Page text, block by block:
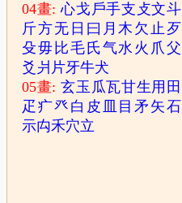
04畫:心戈 戶手支 攴文斗
斤方无 日 曰 月木 欠止 歹
殳毋 比毛 氏气水 火 爪父
爻 爿 片牙牛犬
05畫:玄玉 瓜瓦甘生用 田
疋 疒癶 白 皮 目矛 矢石
示禸禾穴立